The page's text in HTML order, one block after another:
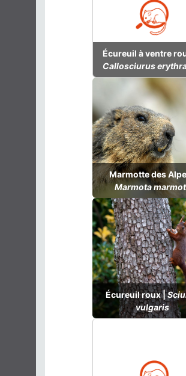
Écureuil à ventre
Callosciurus
Marmotte des
Marmota
Écureuil roux |
vulgaris